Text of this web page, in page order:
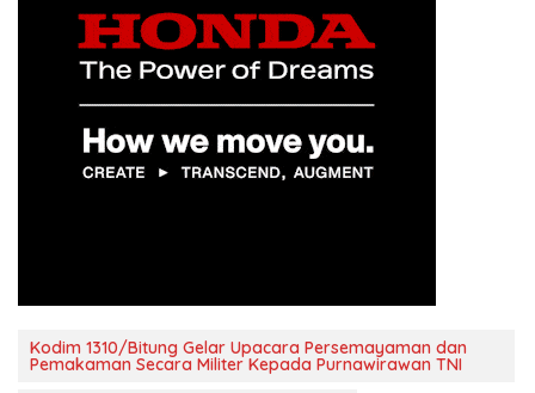
Kodim 1310/Bitung Gelar Upacara Persemayaman dan
Pemakaman Secara Militer Kepada Purnawirawan TNI